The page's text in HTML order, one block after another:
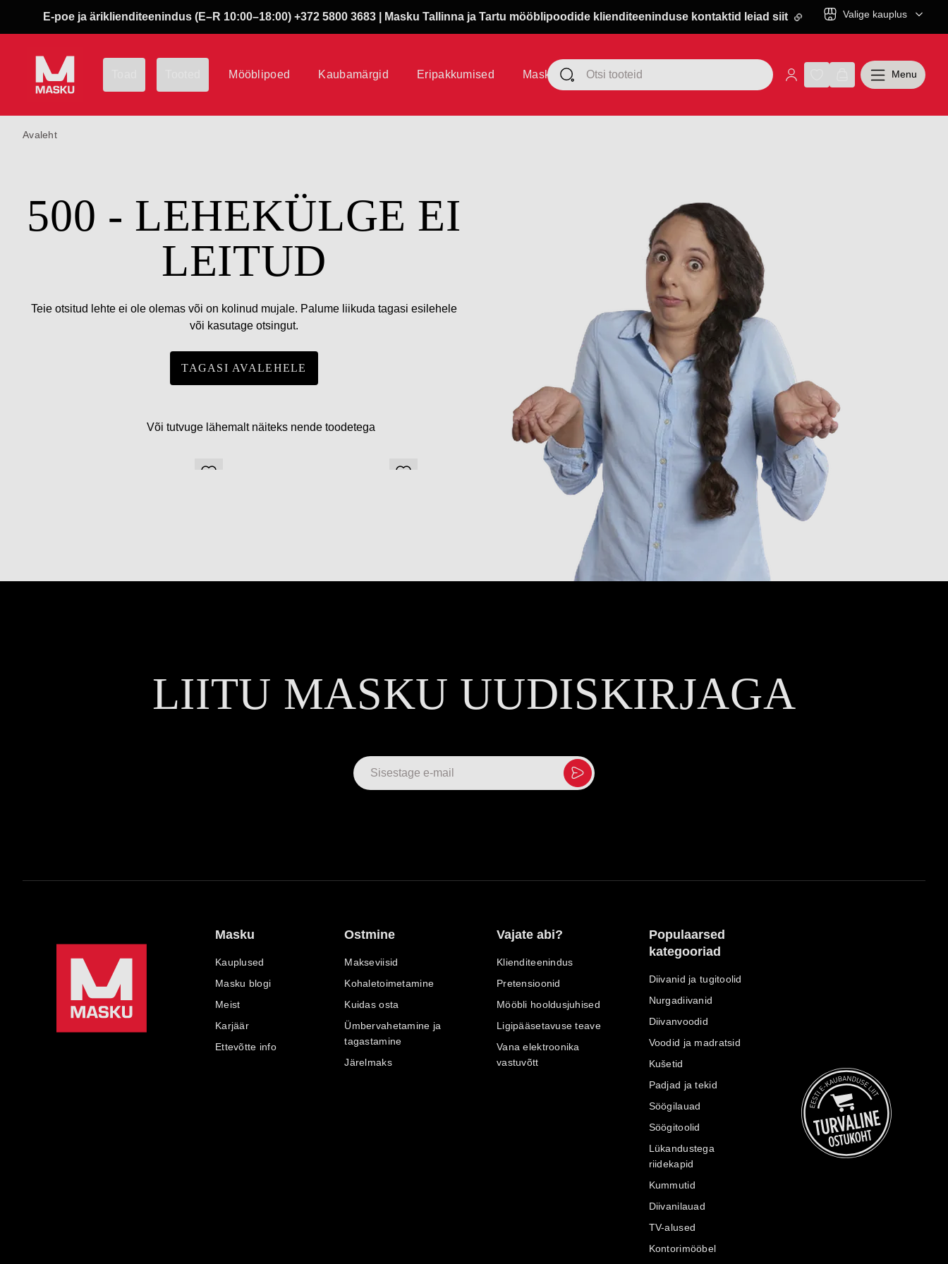
E-poe ja äriklienditeenindus (E–R 10:00–18:00) +372 5800 3683 | Masku Tallinna ja Tartu mööblipoodide klienditeeninduse kontaktid leiad siit Valige kauplus
Mööblipoed Kaubamärgid Eripakkumised Masku klubi Menu
Avaleht
500 - LEHEKÜLGE EI
LEITUD
Teie otsitud lehte ei ole olemas või on kolinud mujale. Palume liikuda tagasi esilehele
või kasutage otsingut.
TAGASI AVALEHELE
Või tutvuge lähemalt näiteks nende toodetega
LIITU MASKU UUDISKIRJAGA
Masku
Kauplused
Masku blogi
Meist
Karjäär
Ettevõtte info
Ostmine
Makseviisid
Kohaletoimetamine
Kuidas osta
Ümbervahetamine ja
tagastamine
Järelmaks
Vajate abi?
Klienditeenindus
Pretensioonid
Mööbli hooldusjuhised
Ligipääsetavuse teave
Vana elektroonika
vastuvõtt
Populaarsed
kategooriad
Diivanid ja tugitoolid
Nurgadiivanid
Diivanvoodid
Voodid ja madratsid
Kušetid
Padjad ja tekid
Söögilauad
Söögitoolid
Lükandustega
riidekapid
Kummutid
Diivanilauad
TV-alused
Kontorimööbel